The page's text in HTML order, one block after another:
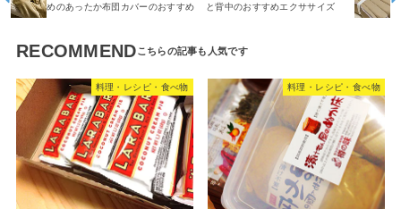
めのあったか布団カバーのおすすめ
と背中のおすすめエクササイズ
RECOMMEND
料理・レシピ・食べ物 料理・レシピ・食べ物